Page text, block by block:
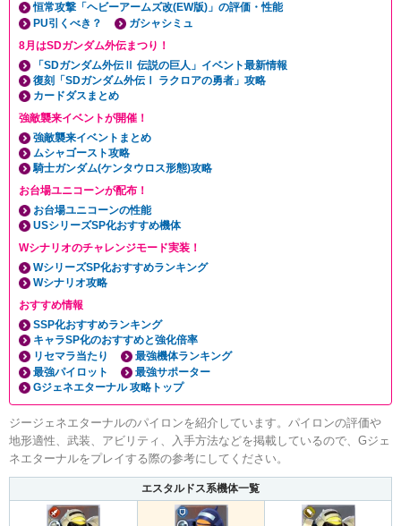
恒常攻撃「ヘビーアームズ改(EW版)」の評価・性能
PU引くべき？
ガシャシミュ
8月はSDガンダム外伝まつり！
「SDガンダム外伝Ⅱ 伝説の巨人」イベント最新情報
復刻「SDガンダム外伝Ⅰ ラクロアの勇者」攻略
カードダスまとめ
強敵襲来イベントが開催！
強敵襲来イベントまとめ
ムシャゴースト攻略
騎士ガンダム(ケンタウロス形態)攻略
お台場ユニコーンが配布！
お台場ユニコーンの性能
USシリーズSP化おすすめ機体
Wシナリオのチャレンジモード実装！
WシリーズSP化おすすめランキング
Wシナリオ攻略
おすすめ情報
SSP化おすすめランキング
キャラSP化のおすすめと強化倍率
リセマラ当たり
最強機体ランキング
最強パイロット
最強サポーター
Gジェネエターナル 攻略トップ
ジージェネエターナルのパイロンを紹介しています。パイロンの評価や
地形適性、武装、アビリティ、入手方法などを掲載しているので、Gジェ
ネエターナルをプレイする際の参考にしてください。
エスタルドス系機体一覧